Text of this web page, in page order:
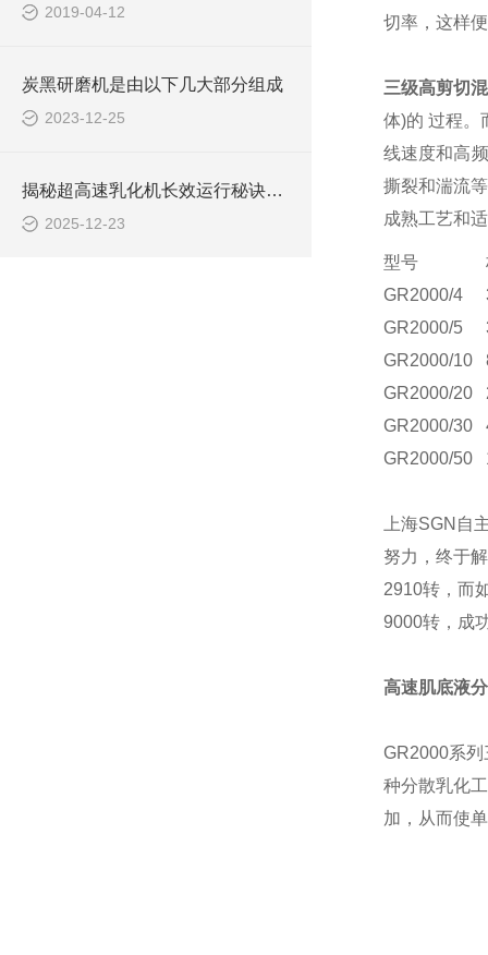
2019-04-12
炭黑研磨机是由以下几大部分组成
2023-12-25
揭秘超高速乳化机长效运行秘诀：简单保养大不同！
2025-12-23
切率，这样
三级高剪切
体)的 过程。
线速度和高
撕裂和湍流
成熟工艺和
型号
GR2000/4
GR2000/5
GR2000/10
GR2000/20
GR2000/30
GR2000/50
上海SGN 自
努力，终于
2910转，而
9000转，成
高速肌底液
GR2000系列
种分散乳化
加，从而使